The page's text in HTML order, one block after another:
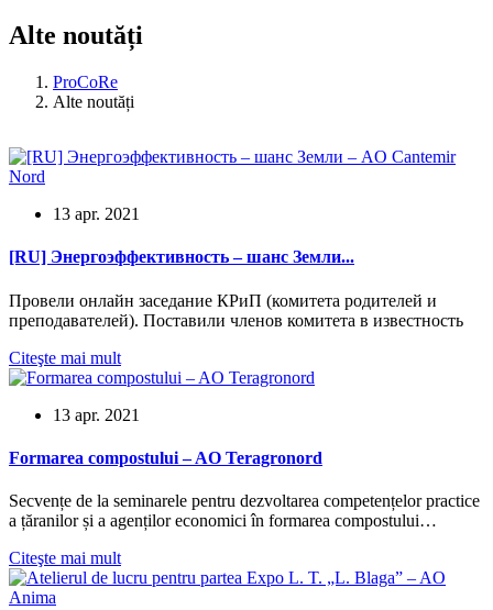
Alte noutăți
ProCoRe
Alte noutăți
13 apr. 2021
[RU] Энергоэффективность – шанс Земли...
Провели онлайн заседание КРиП (комитета родителей и
преподавателей). Поставили членов комитета в известность
Citeşte mai mult
13 apr. 2021
Formarea compostului – AO Teragronord
Secvențe de la seminarele pentru dezvoltarea competențelor practice
a țăranilor și a agenților economici în formarea compostului…
Citeşte mai mult